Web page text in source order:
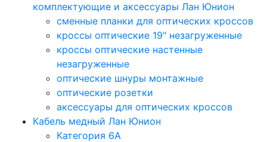
комплектующие и аксессуары Лан Юнион
сменные планки для оптических кроссов
кроссы оптические 19" незагруженные
кроссы оптические настенные
незагруженные
оптические шнуры монтажные
оптические розетки
аксессуары для оптических кроссов
Кабель медный Лан Юнион
Категория 6A